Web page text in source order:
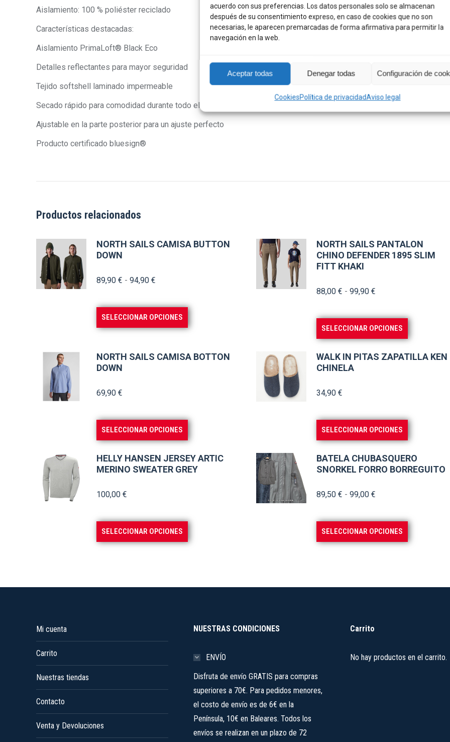
acuerdo con sus preferencias. Los datos personales solo se almacenan
después de su consentimiento expreso, en caso de cookies que no son
necesarias, le aparecen premarcadas de forma afirmativa para permitir la
navegación en la web.
Aceptar todas Denegar todas Configuración de
CookiesPolítica de privacidadAviso legal
Aislamiento: 100 % poliéster reciclado
Características destacadas:
Aislamiento PrimaLoft® Black Eco
Detalles reflectantes para mayor seguridad
Tejido softshell laminado impermeable
Secado rápido para comodidad durante todo el día
Ajustable en la parte posterior para un ajuste perfecto
Producto certificado bluesign®
Productos relacionados
NORTH SAILS CAMISA BUTTON
DOWN
89,90 € - 94,90 €
precios:
desde
89,90 €
94,90 €
SELECCIONAR OPCIONES
producto
múltiples
elegir
en
la
NORTH SAILS PANTALON
CHINO DEFENDER 1895 SLIM
FITT KHAKI
88,00 € - 99,90 €Rango
precios:
desde
88,00 €
hasta
SELECCIONAR OPCIONES
producto
tiene
se
pueden
en
producto
NORTH SAILS CAMISA BOTTON
DOWN
69,90 €
SELECCIONAR OPCIONES
producto
tiene
múltiples
se
pueden
producto
WALK IN PITAS ZAPATILLA KEN
CHINELA
34,90 €
SELECCIONAR OPCIONES
producto
tiene
múltiples
se
pueden
HELLY HANSEN JERSEY ARTIC
MERINO SWEATER GREY
100,00 €
SELECCIONAR OPCIONES
producto
se
elegir
página
de
producto
BATELA CHUBASQUERO
SNORKEL FORRO BORREGUITO
89,50 € - 99,00 €Rango
precios:
desde
89,50 €
SELECCIONAR OPCIONES
producto
elegir
Mi cuenta
Carrito
Nuestras tiendas
Contacto
Venta y Devoluciones
NUESTRAS CONDICIONES
ENVÍO
Disfruta de envío GRATIS para compras
superiores a 70€. Para pedidos menores,
el costo de envío es de 6€ en la
Península, 10€ en Baleares. Todos los
envíos se realizan en un plazo de 72
Carrito
No hay productos en el carrito.